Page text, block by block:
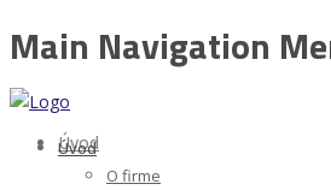
Main Navigation
Úvod
Úvod
O firme